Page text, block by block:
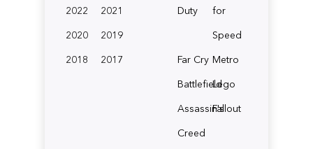
2022
2021
2020
2019
2018
2017
Duty
for
Speed
Far Cry Metro
BattlefieldLego
Assassin's
Creed
Fallout